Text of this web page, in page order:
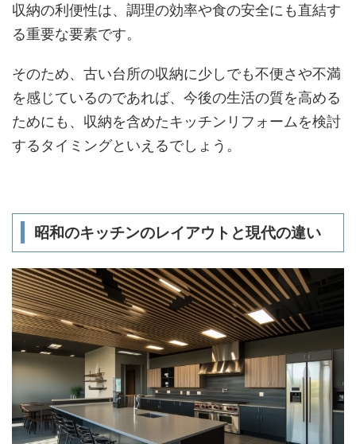
収納の利便性は、調理の効率や食の安全にも直結す
る重要な要素です。
そのため、古い台所の収納に少しでも不便さや不満
を感じているのであれば、今後の生活の質を高める
ためにも、収納を含めたキッチンリフォームを検討
するタイミングといえるでしょう。
昭和のキッチンのレイアウトと現代の違い